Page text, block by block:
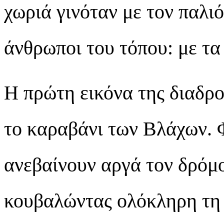
χωριά γινόταν με τον
άνθρωποι του τόπου: με
Η πρώτη εικόνα της
το καραβάνι των Βλάχων.
ανεβαίνουν αργά τον
κουβαλώντας ολόκληρη